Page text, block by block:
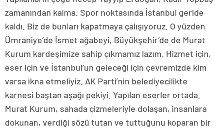
zamanından kalma. Spor noktasında İstanbul geride
kaldı. Biz de bunları kapatmaya çalışıyoruz. O yüzden
Ümraniye’de İsmet ağabeyi, Büyükşehir’de de Murat
Kurum kardeşimize sahip çıkmamız lazım. Hizmet için,
eser için ve İstanbul’un geleceği için çevremizde kim
varsa ikna etmeliyiz. AK Parti’nin belediyecilikte
karnesi baştan aşağı pekiyi. Yapılan eserler ortada.
Murat Kurum, sahada çizmeleriyle dolaşan, insanlara
dokunan, verdiği sözü tutan ve tuttuğunu koparan bir